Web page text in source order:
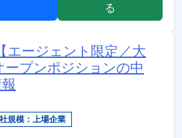
る
ージェント限定／大
ープンポジションの中
規模：上場企業